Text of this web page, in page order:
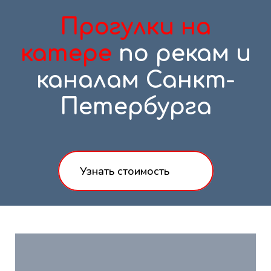
Прогулки на
катере по рекам и
каналам Санкт-
Петербурга
Узнать стоимость